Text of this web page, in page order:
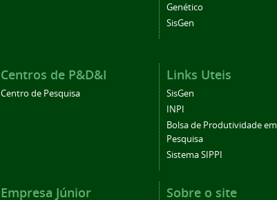
Genético
SisGen
Centros de P&D&I
Centro de Pesquisa
Links Uteis
SisGen
INPI
Bolsa de Produtividade em
Pesquisa
Sistema SIPPI
Empresa Júnior Sobre o site